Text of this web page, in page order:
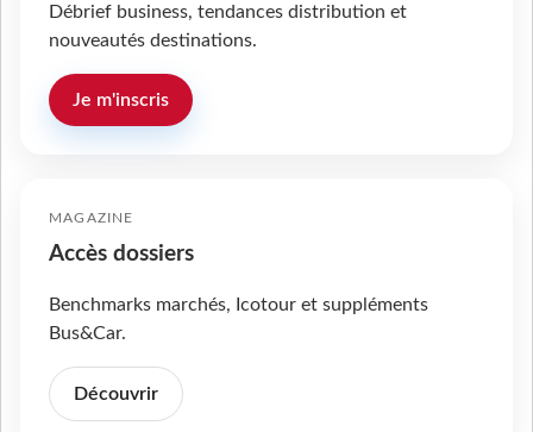
Débrief business, tendances distribution et
nouveautés destinations.
Je m'inscris
MAGAZINE
Accès dossiers
Benchmarks marchés, Icotour et suppléments
Bus&Car.
Découvrir